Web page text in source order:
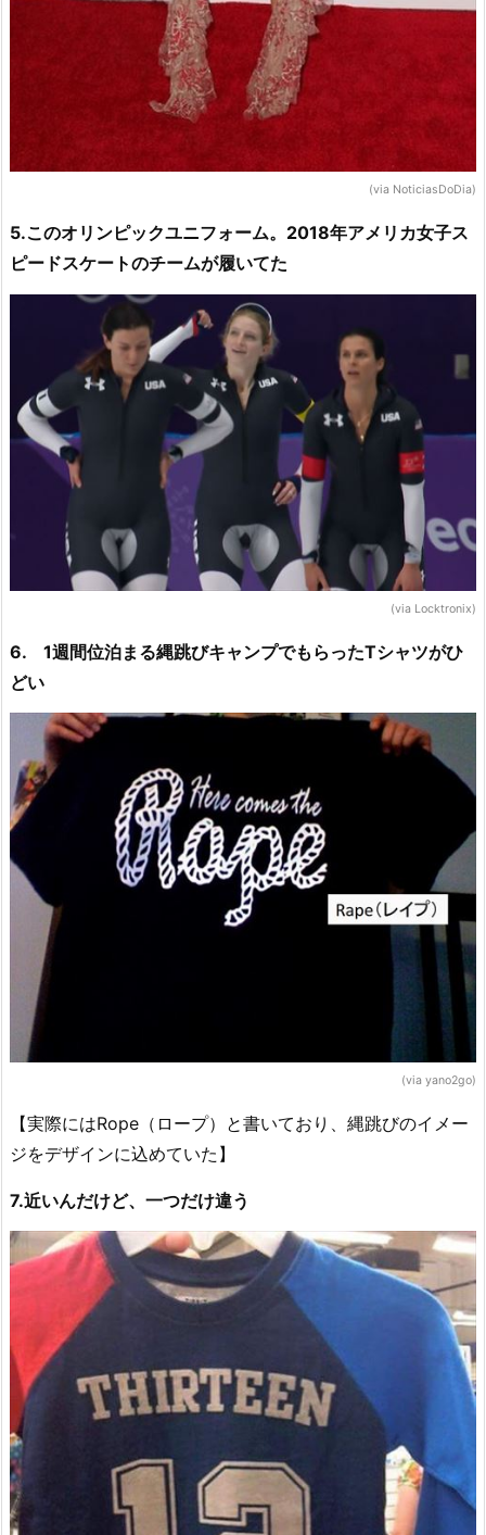
(via NoticiasDoDia)
5.このオリンピックユニフォーム。2018年アメリカ女子ス
ピードスケートのチームが履いてた
(via Locktronix)
6. 1週間位泊まる縄跳びキャンプでもらったTシャツがひ
どい
(via yano2go)
【実際にはRope（ロープ）と書いており、縄跳びのイメー
ジをデザインに込めていた】
7.近いんだけど、一つだけ違う